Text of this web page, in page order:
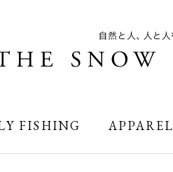
FISHING APPAREL